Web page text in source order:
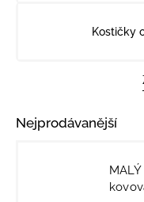
Kostičky
Nejprodávanější